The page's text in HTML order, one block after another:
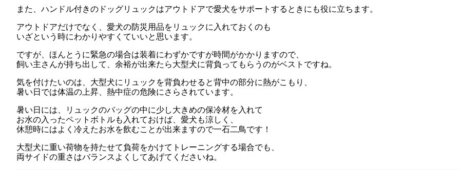
また、ハンドル付きのドッグリュックはアウトドアで愛犬をサポートするときにも役に立ちます。
アウトドアだけでなく、愛犬の防災用品をリュックに入れておくのも
いざという時にわかりやすくていいと思います。
ですが、ほんとうに緊急の場合は装着にわずかですが時間がかかりますので、
飼い主さんが持ち出して、余裕が出来たら大型犬に背負ってもらうのがベストですね。
気を付けたいのは、大型犬にリュックを背負わせると背中の部分に熱がこもり、
暑い日では体温の上昇、熱中症の危険にさらされています。
暑い日には、リュックのバッグの中に少し大きめの保冷材を入れて
お水の入ったペットボトルも入れておけば、愛犬も涼しく、
休憩時にはよく冷えたお水を飲むことが出来ますので一石二鳥です！
大型犬に重い荷物を持たせて負荷をかけてトレーニングする場合でも、
両サイドの重さはバランスよくしてあげてくださいね。